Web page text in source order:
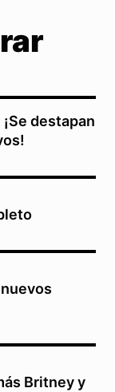
destapan
Britney y